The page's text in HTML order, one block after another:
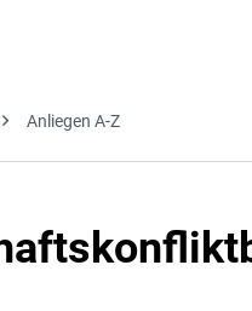
Anliegen A-Z